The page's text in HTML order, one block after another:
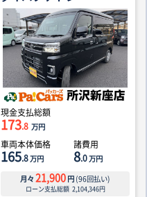
現金支払総額
173.8 万円
車両本体価格
165.8万円
諸費用
8.0万円
月々 21,900 円 (96回払い)
ローン支払総額 2,104,346円